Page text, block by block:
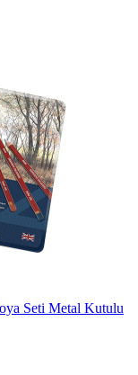
Seti Metal Kutulu